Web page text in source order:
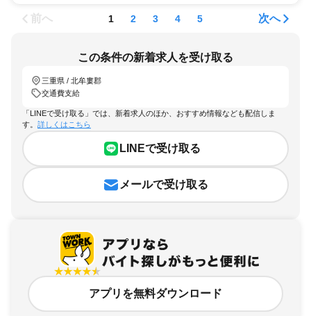
前へ 1 2 3 4 5 次へ
この条件の新着求人を受け取る
三重県 / 北牟婁郡
交通費支給
「LINEで受け取る」では、新着求人のほか、おすすめ情報なども配信しま
す。 詳しくはこちら
LINEで受け取る
メールで受け取る
アプリを無料ダウンロード